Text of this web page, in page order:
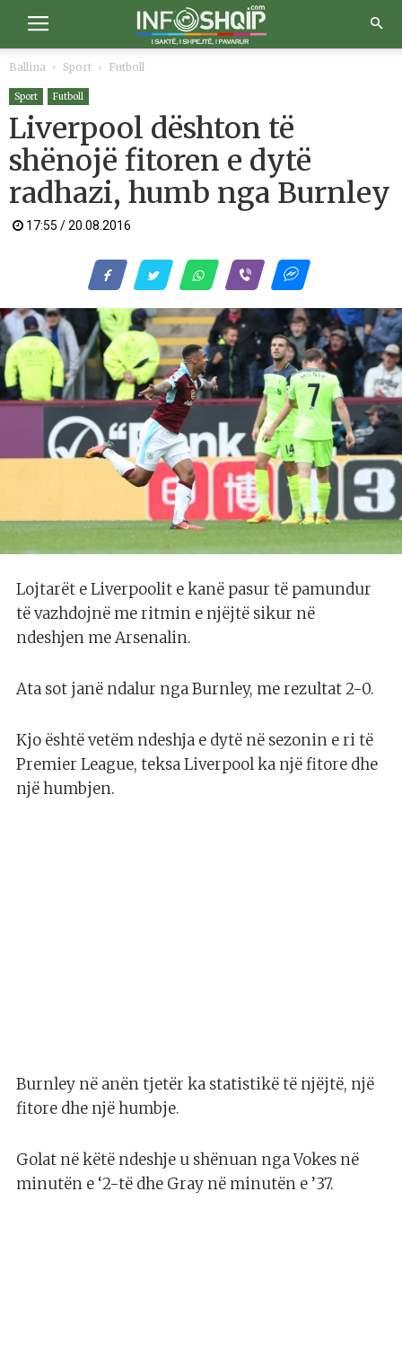
Ballina Sport Futboll
Sport Futboll
Liverpool dështon të
shënojë fitoren e dytë
radhazi, humb nga Burnley
17:55 / 20.08.2016
Lojtarët e Liverpoolit e kanë pasur të pamundur
të vazhdojnë me ritmin e njëjtë sikur në
ndeshjen me Arsenalin.
Ata sot janë ndalur nga Burnley, me rezultat 2-0.
Kjo është vetëm ndeshja e dytë në sezonin e ri të
Premier League, teksa Liverpool ka një fitore dhe
një humbjen.
Burnley në anën tjetër ka statistikë të njëjtë, një
fitore dhe një humbje.
Golat në këtë ndeshje u shënuan nga Vokes në
minutën e ‘2-të dhe Gray në minutën e ’37.